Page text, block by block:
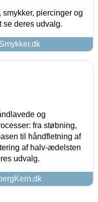
piercinger og
se deres udvalg.
og
fra støbning,
til håndfletning af
af halv-ædelsten
udvalg.